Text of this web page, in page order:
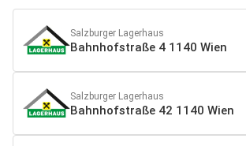
Salzburger Lagerhaus
Bahnhofstraße 4 1140 Wien
Salzburger Lagerhaus
Bahnhofstraße 42 1140 Wien